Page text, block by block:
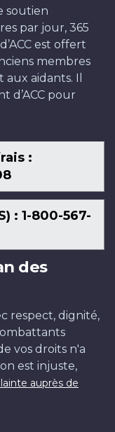
soutien
par jour, 365
est offert
membres
aux aidants. Il
d’ACC pour
:
: 1-800-567-
des
respect, dignité,
vos droits n'a
est injuste,
auprès de